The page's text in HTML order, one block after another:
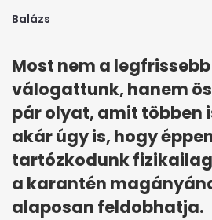
Balázs
Most nem a
válogattunk, hanem
pár olyat, amit többen
akár úgy is, hogy
tartózkodunk fizikailag
a karantén
alaposan feldobhatja.